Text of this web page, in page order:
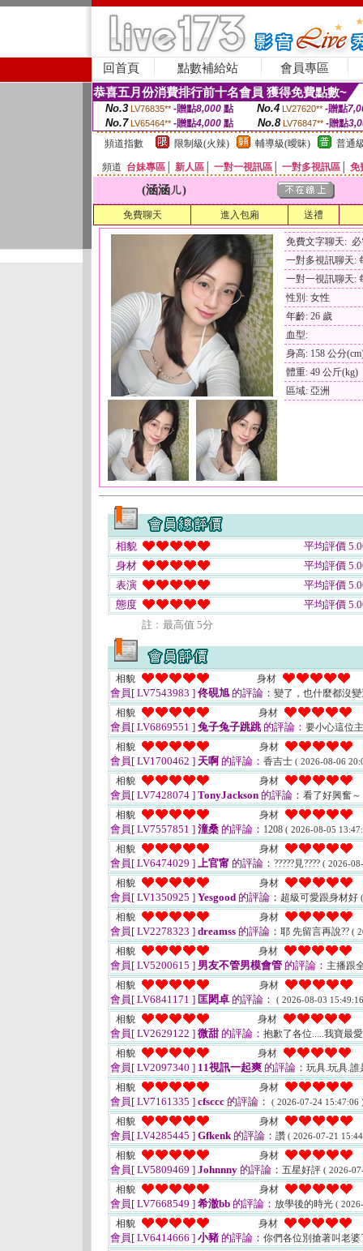
回首頁 點數補給站 會員專區
恭喜五月份消費排行前十名會員 獲得免費點數~
No.3 LV76835** -贈點8,000點 No.4 LV27620** -贈點
No.7 LV65464** -贈點4,000 點 No.8 LV76847** -贈點
頻道指數
限制級(火辣) 輔導級(曖昧) 普通
頻道 台妹專區 新人區 一對一視訊區 一對多視訊區 免
(涵涵ㄦ)
免費聊天 進入包廂 送禮
免費文字聊天:
一對多視訊聊天:
一對一視訊聊天:
性別: 女性
年齡: 26 歲
血型:
身高: 158 公分
體重: 49 公斤(kg)
區域: 亞洲
相貌
平均評價
身材
平均評價
表演
平均評價
態度
平均評價
註﹕最高值 5分
相貌 身材
會員[ LV7543983 ] 佟硯旭 的評論： 變了，也什麼都沒
相貌
身材
會員[ LV6869551 ] 兔子兔子跳跳的評論： 要小心這位
相貌
身材
會員[ LV1700462 ] 天啊 的評論： 香吉士 ( 2026-08-06
相貌 身材
會員[ LV7428074 ] TonyJackson 的評論： 看了好興奮～
相貌
身材
會員[ LV7557851 ] 潼桑 的評論： 1208 ( 2026-08-05
相貌 身材
會員[ LV6474029 ] 上官甯 的評論： ?????見???? ( 2026-
相貌 身材
會員[ LV1350925 ] Yesgood 的評論： 超級可愛跟身材好
相貌 身材
會員[ LV2278323 ] dreamss 的評論： 耶 先留言再說?? (
相貌 身材
會員[ LV5200615 ] 男友不管男模會管 的評論： 主播跟
相貌
身材
會員[ LV6841171 ] 匡閎卓 的評論： ( 2026-08-03
相貌 身材
會員[ LV2629122 ] 微甜 的評論： 抱歉了各位.....我寶最
相貌
身材
會員[ LV2097340 ] 11視訊一起爽 的評論： 玩具.玩具.
相貌
身材
會員[ LV7161335 ] cfsccc 的評論： ( 2026-07-24 15:47:06
相貌 身材
會員[ LV4285445 ] Gfkenk的評論： 讚 ( 2026-07-21
相貌 身材
會員[ LV5809469 ] Johnnny 的評論： 五星好評 ( 2026-
相貌 身材
會員[ LV7668549 ] 希澈bb 的評論： 放學後的時光 (
相貌 身材
會員[ LV6414666 ] 小豬 的評論： 你們各位別搶著叫老